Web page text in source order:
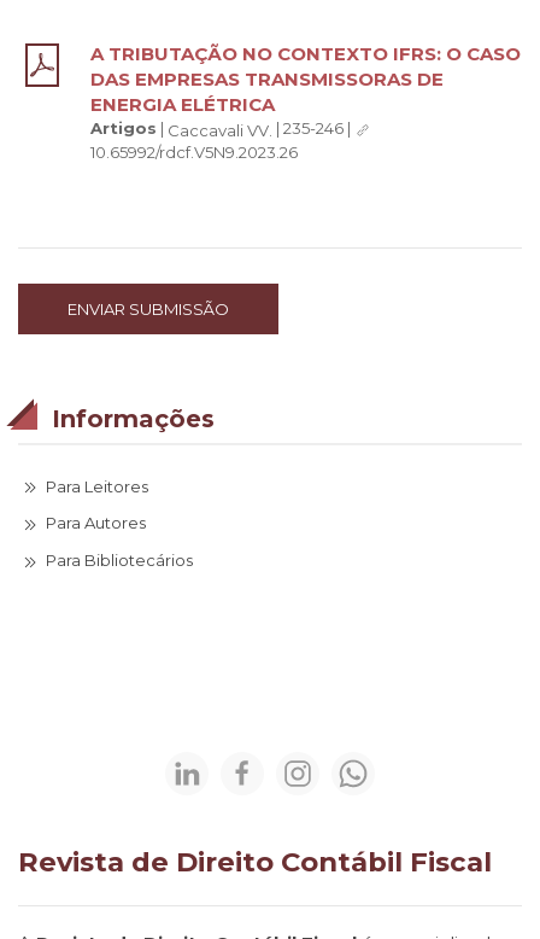
A TRIBUTAÇÃO NO CONTEXTO IFRS: O CASO
DAS EMPRESAS TRANSMISSORAS DE
ENERGIA ELÉTRICA
Artigos | Caccavali VV. | 235-246 |
10.65992/rdcf.V5N9.2023.26
ENVIAR SUBMISSÃO
Informações
Para Leitores
Para Autores
Para Bibliotecários
Revista de Direito Contábil Fiscal